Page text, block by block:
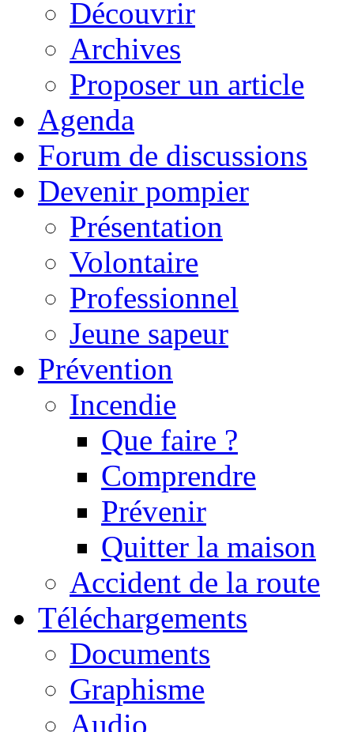
Découvrir
Archives
Proposer un article
Agenda
Forum de discussions
Devenir pompier
Présentation
Volontaire
Professionnel
Jeune sapeur
Prévention
Incendie
Que faire ?
Comprendre
Prévenir
Quitter la maison
Accident de la route
Téléchargements
Documents
Graphisme
Audio